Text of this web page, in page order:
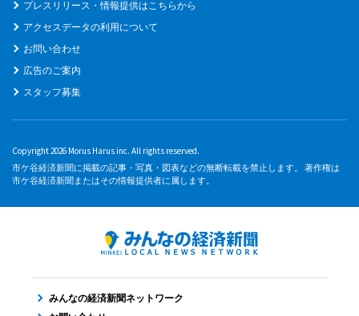
プレスリリース・情報提供はこちらから
アクセスデータの利用について
お問い合わせ
広告のご案内
スタッフ募集
Copyright 2026 Morus Harus inc. All rights reserved.
市ケ谷経済新聞に掲載の記事・写真・図表などの無断転載を禁止します。 著作権は
市ケ谷経済新聞またはその情報提供者に属します。
みんなの経済新聞ネットワーク